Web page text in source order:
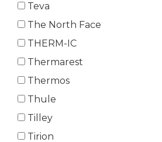
Teva
The North Face
THERM-IC
Thermarest
Thermos
Thule
Tilley
Tirion